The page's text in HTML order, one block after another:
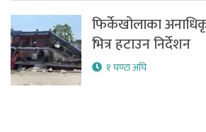
फिर्केखोलाका
भित्र हटाउन निर्देशन
१ घण्टा अघि